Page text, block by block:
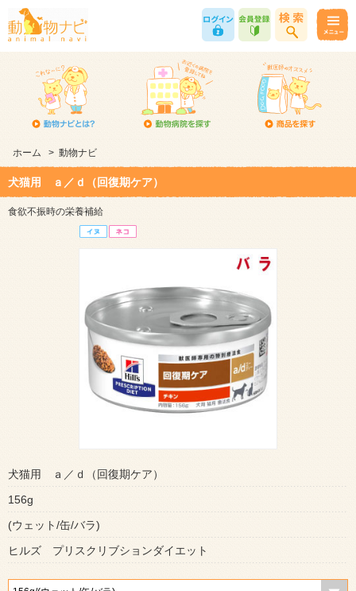
ホーム > 動物ナビ
犬猫用 ａ／ｄ（回復期ケア）
食欲不振時の栄養補給
犬猫用 ａ／ｄ（回復期ケア）
156g
(ウェット/缶/バラ)
ヒルズ プリスクリブションダイエット